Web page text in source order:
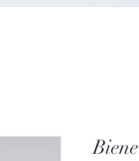
Biene